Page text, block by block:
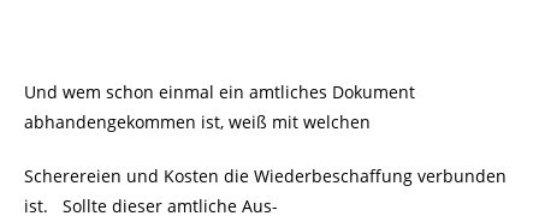
Und wem schon einmal ein amtliches Dokument
abhandengekommen ist, weiß mit welchen
Scherereien und Kosten die Wiederbeschaffung verbunden
ist. Sollte dieser amtliche Aus-